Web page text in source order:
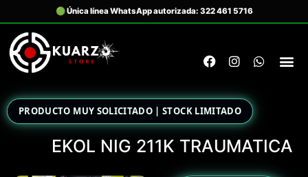
PRODUCTO MUY SOLICITADO | STOCK LIMITADO
EKOL NIG 211K TRAUMATICA